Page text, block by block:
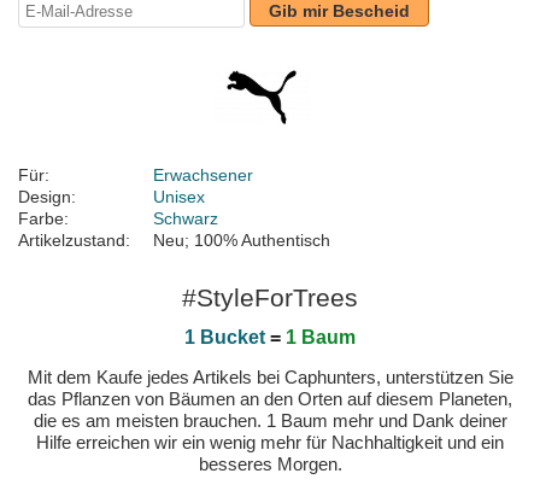
Gib mir Bescheid
Für:
Erwachsener
Design:
Unisex
Farbe:
Schwarz
Artikelzustand:
Neu; 100% Authentisch
#StyleForTrees
1 Bucket = 1 Baum
Mit dem Kaufe jedes Artikels bei Caphunters, unterstützen Sie
das Pflanzen von Bäumen an den Orten auf diesem Planeten,
die es am meisten brauchen. 1 Baum mehr und Dank deiner
Hilfe erreichen wir ein wenig mehr für Nachhaltigkeit und ein
besseres Morgen.